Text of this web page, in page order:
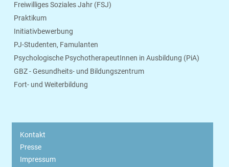
Freiwilliges Soziales Jahr (FSJ)
Praktikum
Initiativbewerbung
PJ-Studenten, Famulanten
Psychologische PsychotherapeutInnen in Ausbildung (PiA)
GBZ - Gesundheits- und Bildungszentrum
Fort- und Weiterbildung
Kontakt
Presse
Impressum